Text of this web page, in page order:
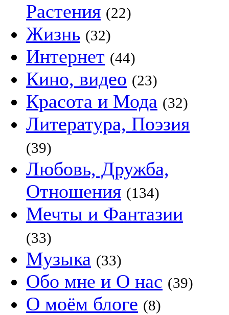
Растения (22)
Жизнь (32)
Интернет (44)
Кино, видео (23)
Красота и Мода (32)
Литература, Поэзия
(39)
Любовь, Дружба,
Отношения (134)
Мечты и Фантазии
(33)
Музыка (33)
Обо мне и О нас (39)
О моём блоге (8)